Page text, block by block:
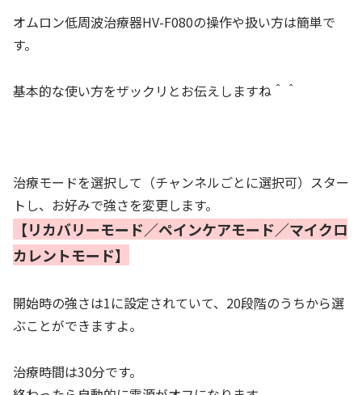
オムロン低周波治療器HV-F080の操作や扱い方は簡単で
す。
基本的な使い方をザックリとお伝えしますね＾＾
治療モードを選択して（チャンネルごとに選択可）スター
トし、お好みで強さを変更します。
【リカバリーモード／ペインケアモード／マイクロ
カレントモード】
開始時の強さは1に設定されていて、20段階のうちから選
ぶことができますよ。
治療時間は30分です。